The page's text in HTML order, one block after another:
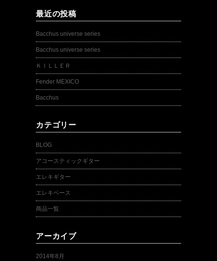
最近の投稿
Bacchus universe series
Bacchus universe series
ＫＩＬＬＥＲ
Fender MEXICO
Bacchus
カテゴリー
BLOG
アコースティックギター
エレキギター
エレキベース
商品一覧
アーカイブ
2014年8月